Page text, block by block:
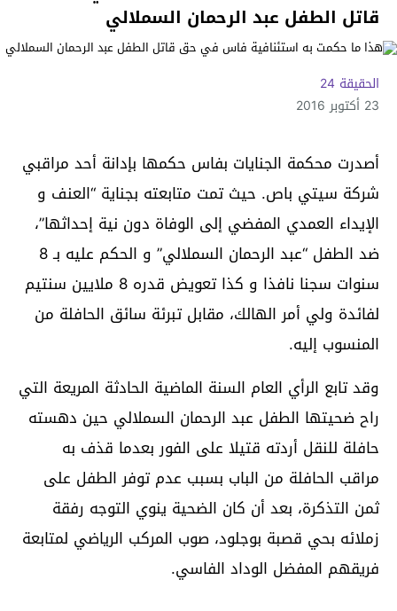
قاتل الطفل عبد الرحمان السملالي
الحقيقة 24
23 أكتوبر 2016
أصدرت محكمة الجنايات بفاس حكمها بإدانة أحد مراقبي
شركة سيتي باص. حيث تمت متابعته بجناية “العنف و
الإيداء العمدي المفضي إلى الوفاة دون نية إحداثها”،
ضد الطفل “عبد الرحمان السملالي” و الحكم عليه بـ 8
سنوات سجنا نافذا و كذا تعويض قدره 8 ملايين سنتيم
لفائدة ولي أمر الهالك، مقابل تبرئة سائق الحافلة من
المنسوب إليه.
وقد تابع الرأي العام السنة الماضية الحادثة المريعة التي
راح ضحيتها الطفل عبد الرحمان السملالي حين دهسته
حافلة للنقل أردته قتيلا على الفور بعدما قذف به
مراقب الحافلة من الباب بسبب عدم توفر الطفل على
ثمن التذكرة، بعد أن كان الضحية ينوي التوجه رفقة
زملائه بحي قصبة بوجلود، صوب المركب الرياضي لمتابعة
فريقهم المفضل الوداد الفاسي.